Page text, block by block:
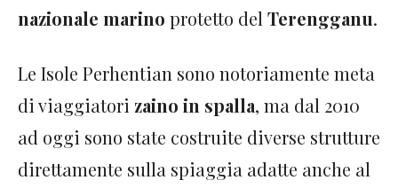
nazionale marino protetto del Terengganu.
Le Isole Perhentian sono notoriamente meta
di viaggiatori zaino in spalla, ma dal 2010
ad oggi sono state costruite diverse strutture
direttamente sulla spiaggia adatte anche al